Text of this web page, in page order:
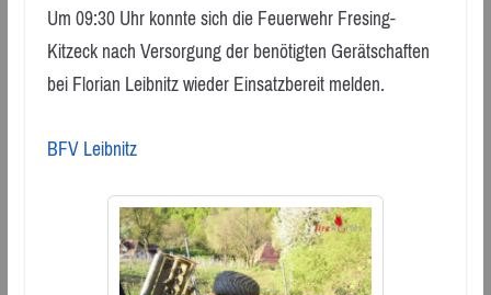
Um 09:30 Uhr konnte sich die Feuerwehr Fresing-
Kitzeck nach Versorgung der benötigten Gerätschaften
bei Florian Leibnitz wieder Einsatzbereit melden.
BFV Leibnitz